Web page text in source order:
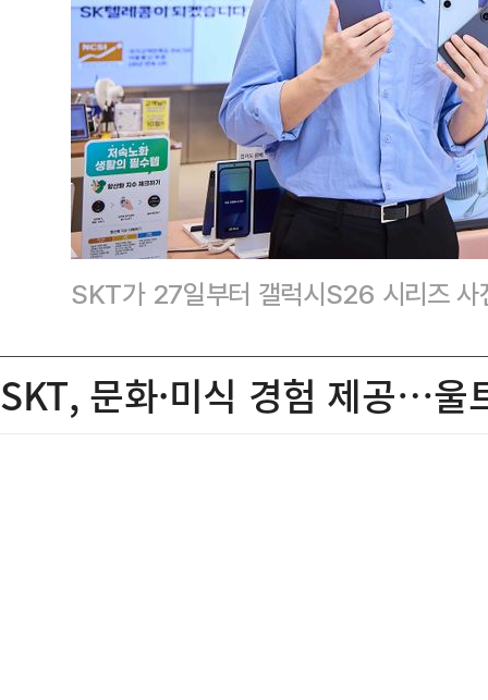
SKT가 27일부터 갤럭시S26 시리즈
SKT, 문화·미식 경험 제공…울